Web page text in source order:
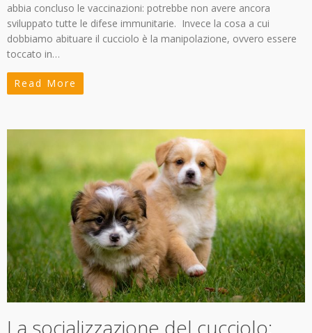
abbia concluso le vaccinazioni: potrebbe non avere ancora
sviluppato tutte le difese immunitarie. Invece la cosa a cui
dobbiamo abituare il cucciolo è la manipolazione, ovvero essere
toccato in…
Read More